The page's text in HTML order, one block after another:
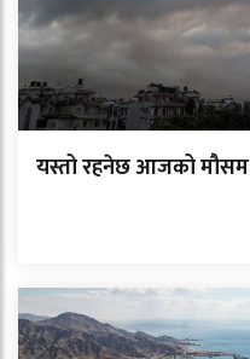
यस्तो रहनेछ आजको मौसम